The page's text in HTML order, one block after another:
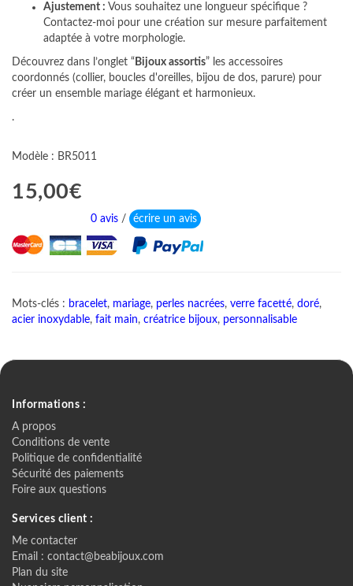
Ajustement : Vous souhaitez une longueur spécifique ?
Contactez-moi pour une création sur mesure parfaitement
adaptée à votre morphologie.
Découvrez dans l’onglet “ Bijoux assortis” les accessoires
coordonnés (collier, boucles d'oreilles, bijou de dos, parure) pour
créer un ensemble mariage élégant et harmonieux.
.
Modèle : BR5011
15,00€
0 avis / écrire un avis
Mots-clés : bracelet, mariage, perles nacrées, verre facetté, doré,
acier inoxydable, fait main, créatrice bijoux, personnalisable
Informations :
A propos
Conditions de vente
Politique de confidentialité
Sécurité des paiements
Foire aux questions
Services client :
Me contacter
Email : contact@beabijoux.com
Plan du site